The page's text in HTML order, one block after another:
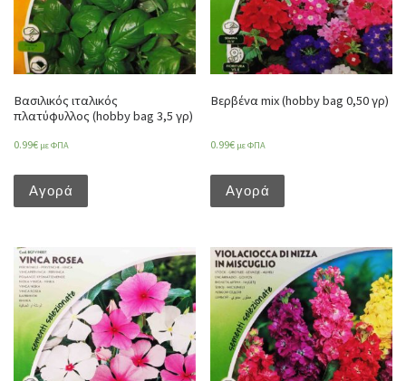
Βασιλικός ιταλικός
πλατύφυλλος (hobby bag 3,5 γρ)
0.99€ με ΦΠΑ
Αγορά
Βερβένα mix (hobby bag 0,50 γρ)
0.99€ με ΦΠΑ
Αγορά